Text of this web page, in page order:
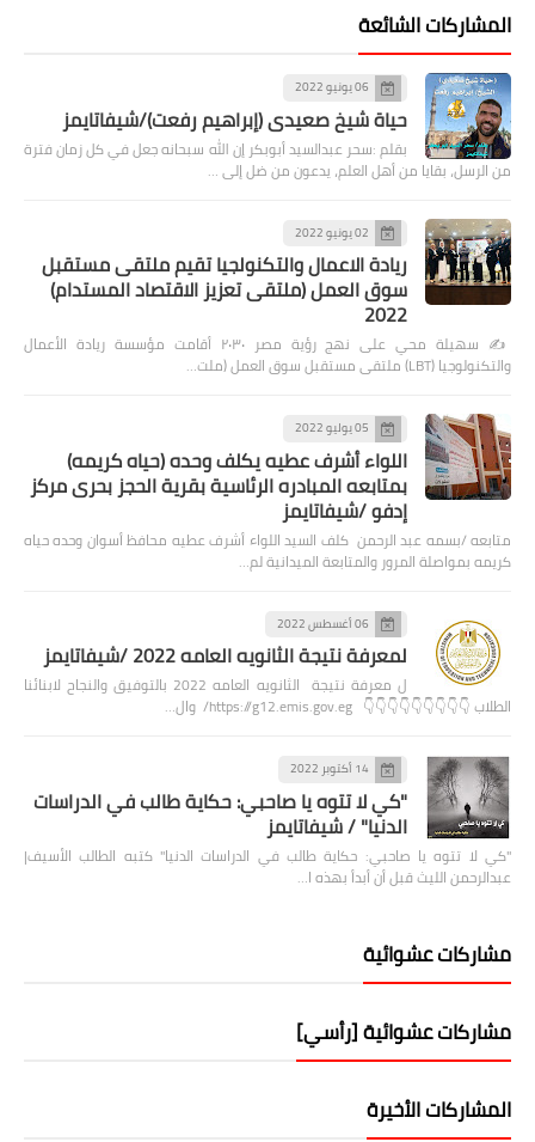
المشاركات الشائعة
06 يونيو 2022
حياة شيخ صعيدى (إبراهيم رفعت)/شيفاتايمز
بقلم :سحر عبدالسيد أبوبكر إن الله سبحانه جعل في كل زمان فترة
من الرسل، بقايا من أهل العلم، يدعون من ضل إلى …
02 يونيو 2022
ريادة الاعمال والتكنولجيا تقيم ملتقى مستقبل
سوق العمل (ملتقى تعزيز الاقتصاد المستدام)
2022
✍️ سهيلة محي على نهج رؤية مصر ٢٠٣٠ أقامت مؤسسة ريادة الأعمال
والتكنولوجيا (LBT) ملتقى مستقبل سوق العمل (ملت…
05 يوليو 2022
اللواء أشرف عطيه يكلف وحده (حياه كريمه)
بمتابعه المبادره الرئاسية بقرية الحجز بحرى مركز
إدفو /شيفاتايمز
متابعه /بسمه عبد الرحمن كلف السيد اللواء أشرف عطيه محافظ أسوان وحده حياه
كريمه بمواصلة المرور والمتابعة الميدانية لم…
06 أغسطس 2022
لمعرفة نتيجة الثانويه العامه 2022 /شيفاتايمز
ل معرفة نتيجة الثانويه العامه 2022 بالتوفيق والنجاح لابنائنا
الطلاب 👇👇👇👇👇👇👇👇👇 https://g12.emis.gov.eg/ وال…
14 أكتوبر 2022
"كي لا تتوه يا صاحبي: حكاية طالب في الدراسات
الدنيا" / شيفاتايمز
"كي لا تتوه يا صاحبي: حكاية طالب في الدراسات الدنيا" كتبه الطالب الأسيف|
عبدالرحمن الليث قبل أن أبدأ بهذه ا…
مشاركات عشوائية
مشاركات عشوائية [رأسي]
المشاركات الأخيرة